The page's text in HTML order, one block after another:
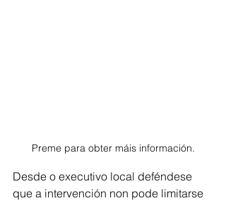
Preme para obter máis información.
Desde o executivo local deféndese
que a intervención non pode limitarse